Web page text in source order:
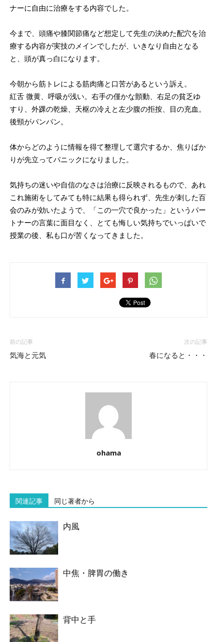
ナーに自由に治療をする内容でした。
今まで、頭痛や膝関節痛など想定して先生の決めた配穴を治
療する内容が実技のメインでしたが、いきなり自由となる
と、頭が真っ白になります。
今朝から筋トレによる筋肉痛と口苦があるという訴え。
紅舌 微黄、呼吸が浅い。右手の僅かな顫動、右足の貧乏ゆ
すり、外踝の乾燥、天枢の冷えと左少腹の拒按、目の充血。
後頸がパンパン。
体からどのように情報を得て整理して選穴するか、焦りばか
りが先立ってパニックになりました。
気持ちの迷いや自信のなさは治療に反映されるもので、あれ
これ施術をしてみても特に結果も得られず、先生が刺した百
会のみが効いたようで、「この一穴で良かった」というパー
トナーの言葉に面目なく、とても悔しい気持ちでいっぱいで
授業の後、私も口が苦くなってきました。
前の記事
気海と元気
次の記事
春になると・・・
ohama
関連記事 同じ著者から
内風
中焦・脾胃の働き
背中と手